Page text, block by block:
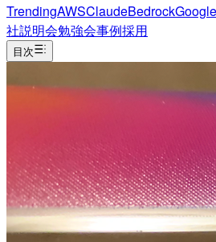
TrendingAWSClaudeBedrock
社説明会勉強会事例採用
目次